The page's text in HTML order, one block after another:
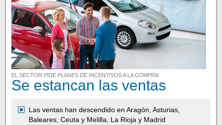
EL SECTOR PIDE PLANES DE INCENTIVOS A LA COMPRA
Se estancan las ventas
Las ventas han descendido en Aragón, Asturias,
Baleares, Ceuta y Melilla, La Rioja y Madrid